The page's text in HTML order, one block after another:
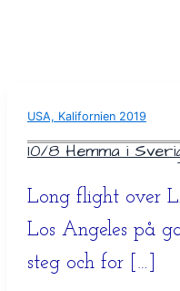
USA, Kalifornien 2019
10/8 Hemma i
Long flight over
Los Angeles på
steg och for […]